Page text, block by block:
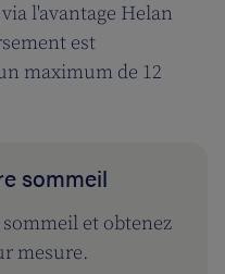
l'avantage Helan
est
maximum de 12
sommeil
et obtenez
mesure.